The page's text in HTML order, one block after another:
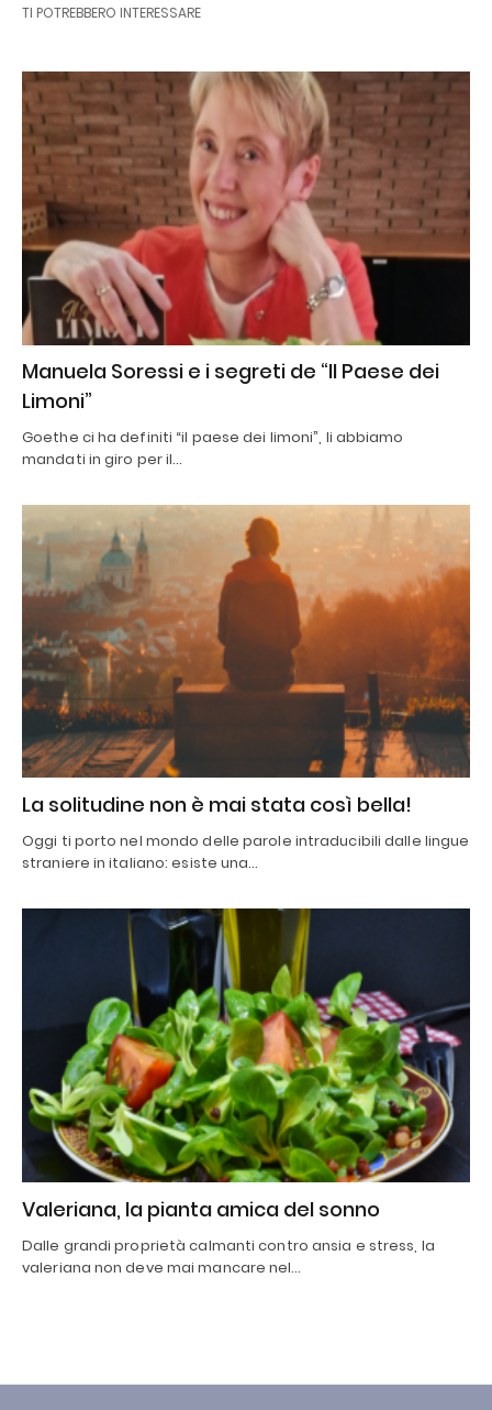
TI POTREBBERO INTERESSARE
Manuela Soressi e i segreti de “Il Paese dei
Limoni”
Goethe ci ha definiti “il paese dei limoni”, li abbiamo
mandati in giro per il…
La solitudine non è mai stata così bella!
Oggi ti porto nel mondo delle parole intraducibili dalle lingue
straniere in italiano: esiste una…
Valeriana, la pianta amica del sonno
Dalle grandi proprietà calmanti contro ansia e stress, la
valeriana non deve mai mancare nel…